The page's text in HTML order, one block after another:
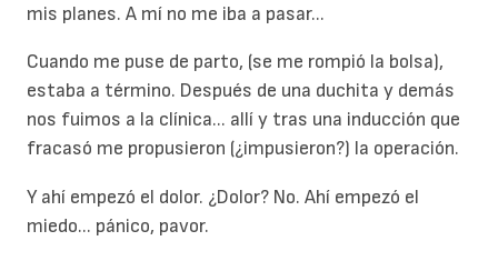
mis planes. A mí no me iba a pasar...
Cuando me puse de parto, (se me rompió la bolsa),
estaba a término. Después de una duchita y demás
nos fuimos a la clínica... allí y tras una inducción que
fracasó me propusieron (¿impusieron?) la operación.
Y ahí empezó el dolor. ¿Dolor? No. Ahí empezó el
miedo... pánico, pavor.